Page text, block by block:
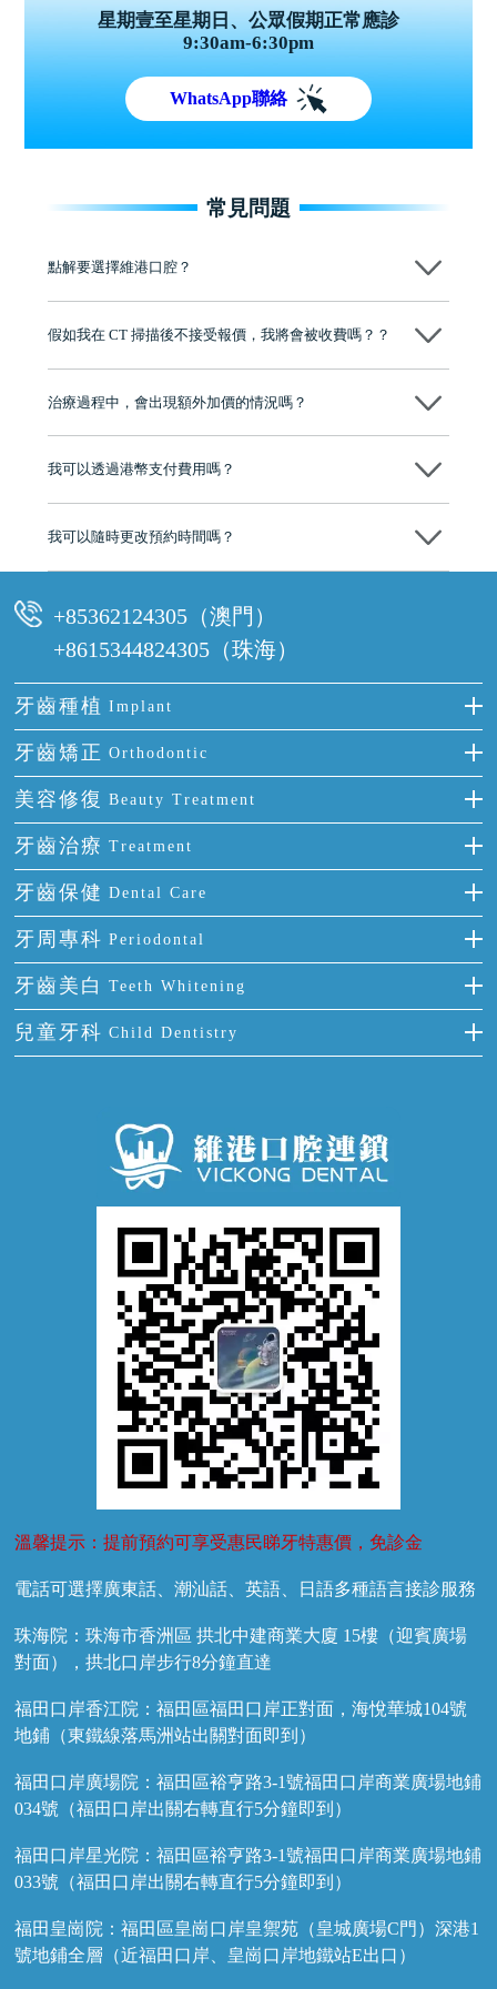
星期壹至星期日、公眾假期正常應診
9:30am-6:30pm
WhatsApp聯絡
常見問題
點解要選擇維港口腔？
牌」、「2025香港企業領袖品牌」，是諾貝爾種植系統全球放心植牙中
至今已服務超過三十個國家和地區的顧客，受到粵港澳大灣區及周邊城
有咨詢及服務保障中心，有任何問題都可以隨時預約免費咨詢，讓人十
假如我在 CT 掃描後不接受報價，我將會被收費嗎？？
治療過程中，會出現額外加價的情況嗎？
不會，治療前我們會詳細說明治療方案及對應的價錢，顧客同意並簽字
我可以透過港幣支付費用嗎？
我可以隨時更改預約時間嗎？
+85362124305（澳門）
+8615344824305（珠海）
牙齒種植 Implant
種牙
單顆牙缺失
門牙缺失
多顆牙缺失
半口缺失
全口缺失
牙齒矯正 Orthodontic
隱形箍牙
前牙反頜
牙齒擁擠
牙齒前突
牙齒稀疏
美容修復 Beauty Treatment
全瓷牙
烤瓷牙
氟斑牙
四環素牙
活動假牙
牙貼面
牙齒治療 Treatment
補牙
智齒
根管治療
拔牙
牙痛
牙齒保健 Dental Care
正確刷牙
全國愛牙日
預防牙病
牙科通識
牙周專科 Periodontal
牙周炎
牙齦出血
牙齦炎
牙齦萎縮
牙齒美白 Teeth Whitening
冷光美白
兒童牙科 Child Dentistry
溫馨提示：提前預約可享受惠民睇牙特惠價，免診金
電話可選擇廣東話、潮汕話、英語、日語多種語言接診服務
珠海院：珠海市香洲區 拱北中建商業大廈 15樓（迎賓廣場
對面），拱北口岸步行8分鐘直達
福田口岸香江院：福田區福田口岸正對面，海悅華城104號
地鋪（東鐵線落馬洲站出關對面即到）
福田口岸廣場院：福田區裕亨路3-1號福田口岸商業廣場地鋪
034號（福田口岸出關右轉直行5分鐘即到）
福田口岸星光院：福田區裕亨路3-1號福田口岸商業廣場地鋪
033號（福田口岸出關右轉直行5分鐘即到）
福田皇崗院：福田區皇崗口岸皇禦苑（皇城廣場C門）深港1
號地鋪全層（近福田口岸、皇崗口岸地鐵站E出口）